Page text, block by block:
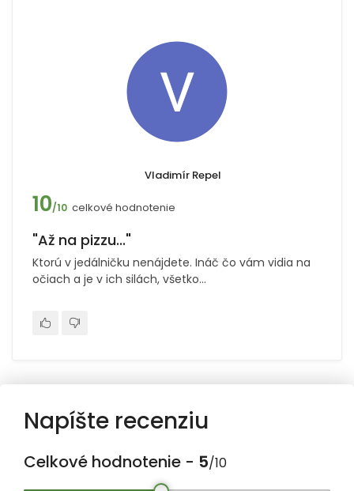
Vladimír Repel
10/10 celkové hodnotenie
"Až na pizzu..."
Ktorú v jedálničku nenájdete. Ináč čo vám vidia na
očiach a je v ich silách, všetko...
Napíšte recenziu
Celkové hodnotenie - 5/10